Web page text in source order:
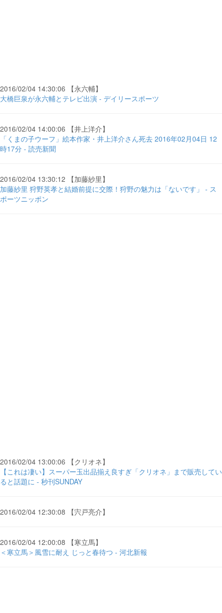
2016/02/04 14:30:06 【永六輔】
大橋巨泉が永六輔とテレビ出演 - デイリースポーツ
2016/02/04 14:00:06 【井上洋介】
「くまの子ウーフ」絵本作家・井上洋介さん死去 2016年02月04日 12
時17分 - 読売新聞
2016/02/04 13:30:12 【加藤紗里】
加藤紗里 狩野英孝と結婚前提に交際！狩野の魅力は「ないです」 - ス
ポーツニッポン
2016/02/04 13:00:06 【クリオネ】
【これは凄い】スーパー玉出品揃え良すぎ「クリオネ」まで販売してい
ると話題に - 秒刊SUNDAY
2016/02/04 12:30:08 【宍戸亮介】
2016/02/04 12:00:08 【寒立馬】
＜寒立馬＞風雪に耐え じっと春待つ - 河北新報